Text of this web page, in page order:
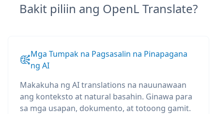
Bakit piliin ang OpenL Translate?
Mga Tumpak na Pagsasalin na Pinapagana
ng AI
Makakuha ng AI translations na nauunawaan
ang konteksto at natural basahin. Ginawa para
sa mga usapan, dokumento, at totoong gamit.